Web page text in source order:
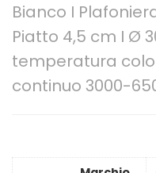
Bianco I
Piatto 4,5 cm I Ø
temperatura
continuo 3000-